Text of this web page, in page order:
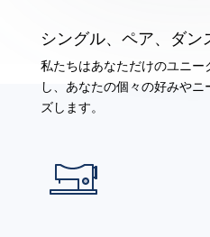
シングル、ペア、ダン
私たちはあなただけのユニー
し、あなたの個々の好みや
ズします。